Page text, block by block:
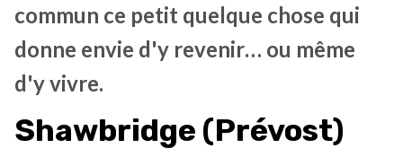
commun ce petit quelque chose qui
donne envie d'y revenir… ou même
d'y vivre.
Shawbridge (Prévost)